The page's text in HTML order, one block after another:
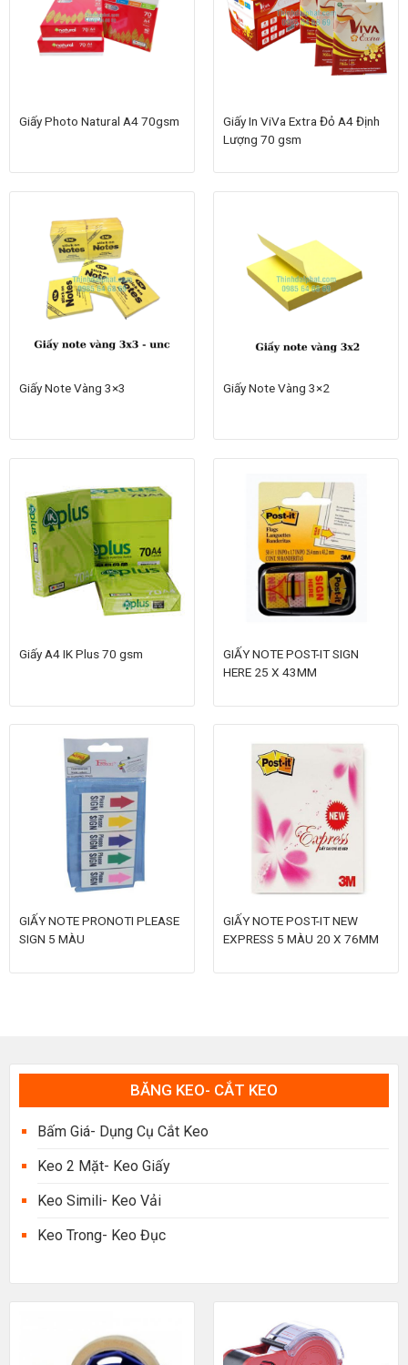
Giấy Photo Natural A4 70gsm
Giấy In ViVa Extra Đỏ A4 Định
Lượng 70 gsm
Giấy Note Vàng 3×3 Giấy Note Vàng 3×2
Giấy A4 IK Plus 70 gsm
GIẤY NOTE POST-IT SIGN
HERE 25 X 43MM
GIẤY NOTE PRONOTI PLEASE
SIGN 5 MÀU
GIẤY NOTE POST-IT NEW
EXPRESS 5 MÀU 20 X 76MM
BĂNG KEO- CẮT KEO
Bấm Giá- Dụng Cụ Cắt Keo
Keo 2 Mặt- Keo Giấy
Keo Simili- Keo Vải
Keo Trong- Keo Đục